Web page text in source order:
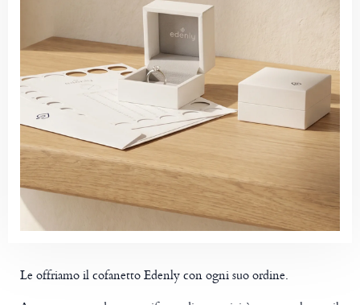
Le offriamo il cofanetto Edenly con ogni suo ordine.